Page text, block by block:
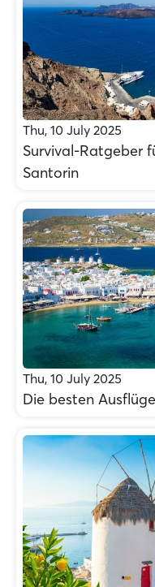
Thu, 10 July 2025
Survival-Ratgeber
Santorin
Thu, 10 July 2025
Die besten